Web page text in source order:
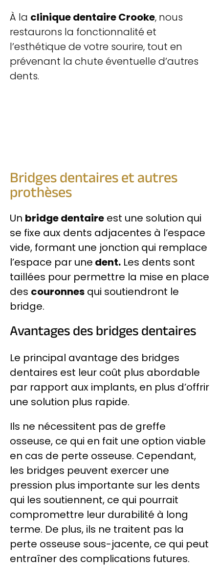
À la clinique dentaire Crooke, nous
restaurons la fonctionnalité et
l’esthétique de votre sourire, tout en
prévenant la chute éventuelle d’autres
dents.
Bridges dentaires et autres
prothèses
Un bridge dentaire est une solution qui
se fixe aux dents adjacentes à l’espace
vide, formant une jonction qui remplace
l’espace par une dent. Les dents sont
taillées pour permettre la mise en place
des couronnes qui soutiendront le
bridge.
Avantages des bridges dentaires
Le principal avantage des bridges
dentaires est leur coût plus abordable
par rapport aux implants, en plus d’offrir
une solution plus rapide.
Ils ne nécessitent pas de greffe
osseuse, ce qui en fait une option viable
en cas de perte osseuse. Cependant,
les bridges peuvent exercer une
pression plus importante sur les dents
qui les soutiennent, ce qui pourrait
compromettre leur durabilité à long
terme. De plus, ils ne traitent pas la
perte osseuse sous-jacente, ce qui peut
entraîner des complications futures.